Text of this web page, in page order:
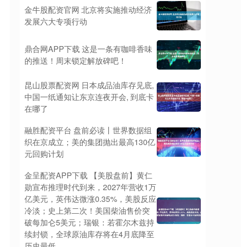
金牛股配资官网 北京将实施推动经济
发展六大专项行动
鼎合网APP下载 这是一条有咖啡香味
的推送！周末锁定解放碑吧！
昆山股票配资网 日本成品油库存见底,
中国一纸通知让东京连夜开会, 到底卡
在哪了
融胜配资平台 盘前必读丨世界数据组
织在京成立；美的集团抛出最高130亿
元回购计划
金呈配资APP下载 【美股盘前】黄仁
勋宣布推理时代到来，2027年营收1万
亿美元，英伟达微涨0.35%，美股反应
冷淡；史上第二次！美国柴油售价突
破每加仑5美元；瑞银：若霍尔木兹持
续封锁，全球原油库存将在4月底降至